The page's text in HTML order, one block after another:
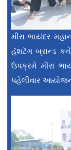
મીરા ભાયંદર
હૅશટૅગ બ્રાન્ડ
ઉપક્રમે મીરા
પહેલીવાર